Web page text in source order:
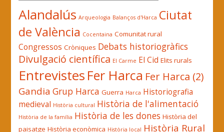
Alandalús Arqueologia Balanços d'Harca Ciutat
de València Cocentaina Comunitat rural
Congressos Cròniques Debats historiogràfics
Divulgació científica El Carme El Cid Elits rurals
Entrevistes Fer Harca Fer Harca (2)
Gandia Grup Harca Guerra Harca Historiografia
medieval Història cultural Història de l'alimentació
Història de la família Història de les dones Història del
paisatge Història econòmica Història local Història Rural